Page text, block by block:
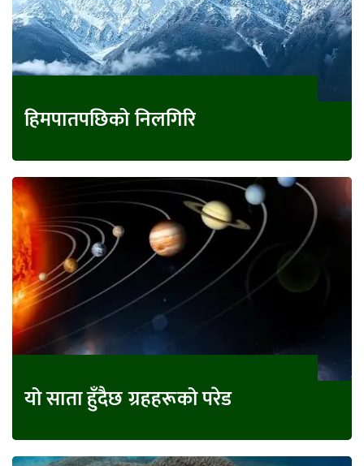
हिमपातपछिको निलगिरि
यो साता हुँदैछ ग्रहहरूको परेड